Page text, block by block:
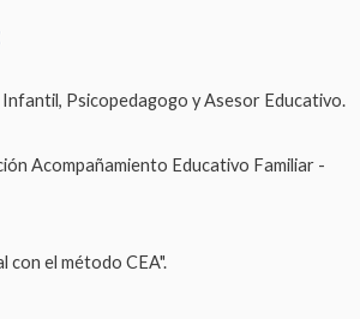
Psicopedagogo y Asesor Educativo.
Acompañamiento Educativo Familiar -
con el método CEA".